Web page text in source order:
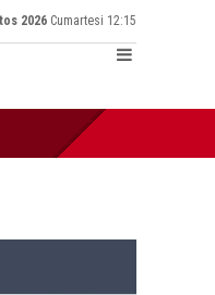
2026 Cumartesi 12:15
Kahta'ya ‘Teşekkür'